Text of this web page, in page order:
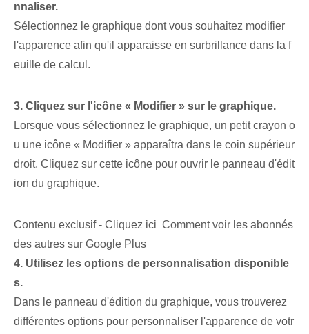
nnaliser.
Sélectionnez le graphique dont vous souhaitez modifier
l'apparence afin qu'il apparaisse en surbrillance dans la f
euille de calcul.
3. Cliquez sur l'icône « Modifier » sur le graphique.
Lorsque vous sélectionnez le graphique, un petit crayon o
u une icône « Modifier » apparaîtra dans le coin supérieur
droit. Cliquez sur cette icône pour ouvrir le panneau d'édit
ion du graphique.
Contenu exclusif - Cliquez ici Comment voir les abonnés
des autres sur Google Plus
4. Utilisez les options de personnalisation disponible
s.
Dans le panneau d'édition du graphique, vous trouverez
différentes options pour personnaliser l'apparence de votr